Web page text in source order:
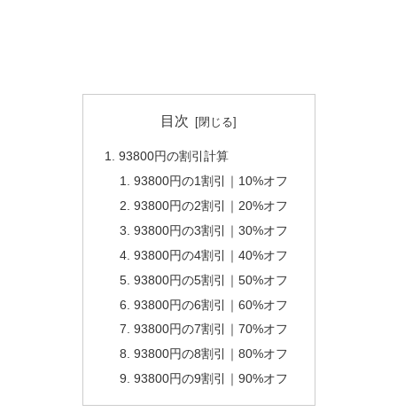
目次
93800円の割引計算
93800円の1割引｜10%オフ
93800円の2割引｜20%オフ
93800円の3割引｜30%オフ
93800円の4割引｜40%オフ
93800円の5割引｜50%オフ
93800円の6割引｜60%オフ
93800円の7割引｜70%オフ
93800円の8割引｜80%オフ
93800円の9割引｜90%オフ